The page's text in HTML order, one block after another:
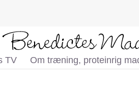
TV Om træning, proteinrig